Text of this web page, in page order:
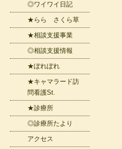
◎ワイワイ日記
★らら さくら草
★相談支援事業
◎相談支援情報
★ぽれぽれ
★キャマラード訪
問看護St.
★診療所
◎診療所たより
アクセス